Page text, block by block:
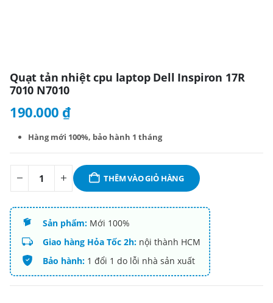
Quạt tản nhiệt cpu laptop Dell Inspiron 17R
7010 N7010
190.000 ₫
Hàng mới 100%, bảo hành 1 tháng
THÊM VÀO GIỎ HÀNG
Sản phẩm:Mới 100%
Giao hàng Hỏa Tốc 2h:nội thành HCM
Bảo hành:1 đổi 1 do lỗi nhà sản xuất